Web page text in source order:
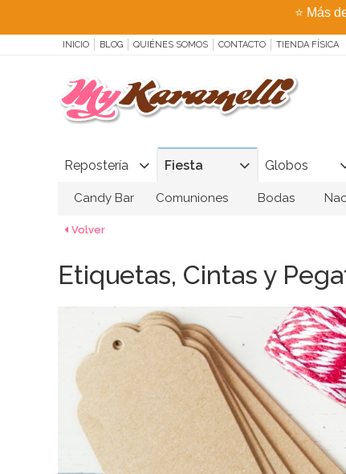
⭐ Más
INICIO BLOG QUIÉNES SOMOS CONTACTO TIENDA FÍSICA
Repostería Fiesta Globos
Candy Bar Comuniones Bodas
Volver
Etiquetas, Cintas y